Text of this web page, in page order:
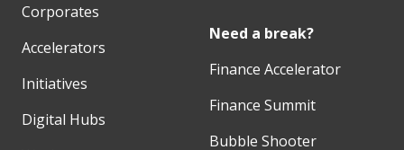
Corporates
Accelerators
Initiatives
Digital Hubs
Need a break?
Finance Accelerator
Finance Summit
Bubble Shooter